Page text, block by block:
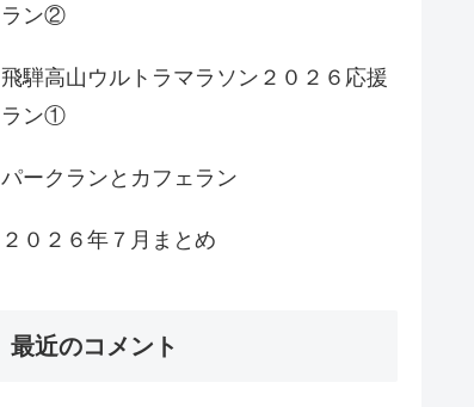
ラン②
飛騨高山ウルトラマラソン２０２６応援
ラン①
パークランとカフェラン
２０２６年７月まとめ
最近のコメント